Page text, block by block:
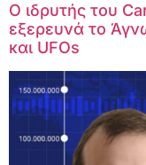
Ο ιδρυτής του
εξερευνά το
και UFOs